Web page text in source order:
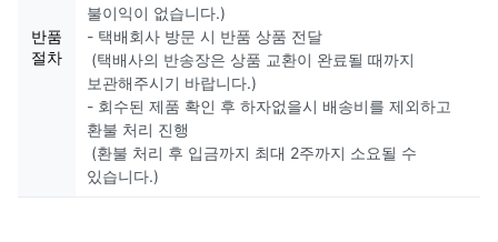
반품
절차
불이익이 없습니다.)
- 택배회사 방문 시 반품 상품 전달
(택배사의 반송장은 상품 교환이 완료될 때까지
보관해주시기 바랍니다.)
- 회수된 제품 확인 후 하자없을시 배송비를 제외하고
환불 처리 진행
(환불 처리 후 입금까지 최대 2주까지 소요될 수
있습니다.)